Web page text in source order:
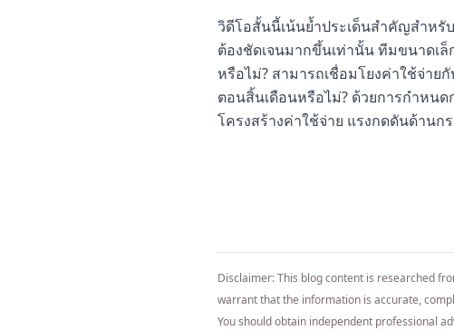
วิดีโอสั้นนี้เน้นย้ำประเด็นสำคัญสำหรั
ต้องชัดเจนมากขึ้นเท่านั้น ทีมขนาดเ
หรือไม่? สามารถเชื่อมโยงค่าใช้จ่าย
ตอนสิ้นเดือนหรือไม่? ด้วยการกำหนด
โครงสร้างค่าใช้จ่าย แรงกดดันด้าน
Disclaimer: This blog content is researched
warrant that the information is accurate,
You should obtain independent professional